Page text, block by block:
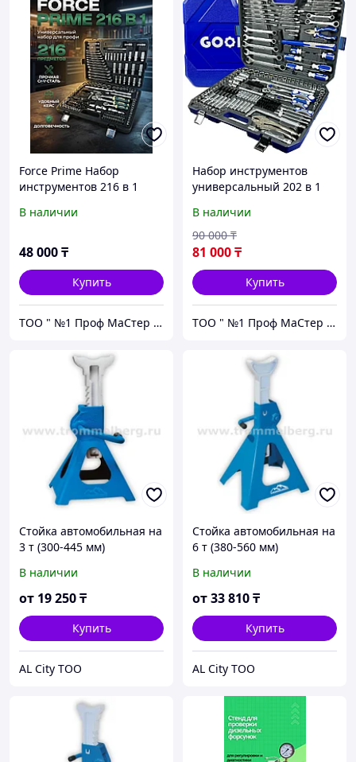
Force Prime Набор
инструментов 216 в 1
В наличии
48 000₸
Купить
ТОО " №1 Проф МаСтер ZNZS"
Набор инструментов
универсальный 202 в 1
В наличии
81 000₸
90 000 ₸
Купить
ТОО " №1 Проф МаСтер ZNZS"
Стойка автомобильная на
3 т (300-445 мм)
В наличии
от 19 250₸
Купить
AL City ТОО
Стойка автомобильная на
6 т (380-560 мм)
В наличии
от33 810₸
Купить
AL City ТОО